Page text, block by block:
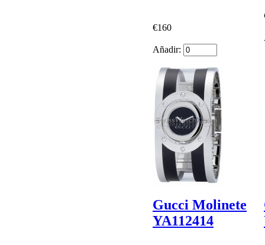
€160
Añadir:
Gucci Molinete
YA112414